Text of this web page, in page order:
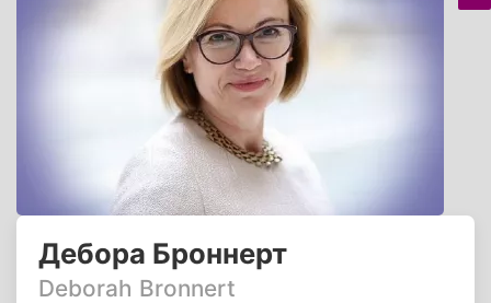
Дебора Броннерт
Deborah Bronnert